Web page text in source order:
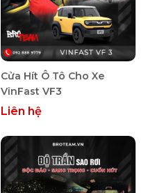
Cửa Hít Ô Tô Cho Xe
VinFast VF3
Liên hệ